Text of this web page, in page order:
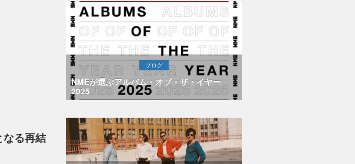
なる再結
ブログ
NMEが選ぶアルバム・オブ・ザ・イヤー
2025